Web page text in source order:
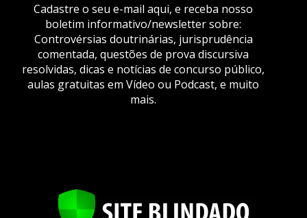
Cadastre o seu e-mail aqui, e receba nosso
boletim informativo/newsletter sobre:
Controvérsias doutrinárias, jurisprudência
comentada, questões de prova discursiva
resolvidas, dicas e notícias de concurso público,
aulas gratuitas em Vídeo ou Podcast, e muito
mais.